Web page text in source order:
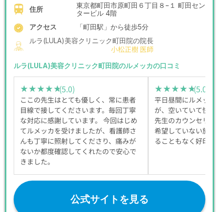
住所
東京都町田市原町田６丁目８−１ 町田セン
タービル 4階
アクセス
「町田駅」から徒歩5分
ルラ(LULA)美容クリニック町田院の院長
小松正樹 医師
ルラ(LULA)美容クリニック町田院のルメッカの口コミ
★★★★★
★★★★★(5.0)
ここの先生はとても優しく、常に患者
目線で接してくださいます。毎回丁寧
な対応に感謝しています。 今回はじめ
てルメッカを受けましたが、看護師さ
んも丁寧に照射してくださり、痛みが
ないか都度確認してくれたので安心で
きました。
★★★★★
★★★★★(5.0)
平日昼間にルメッカ
が、空いていて快
先生のカウンセリ
希望していない施術
ることもなく好印象
公式サイトを見る